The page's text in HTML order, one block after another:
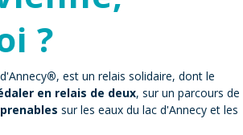
?
®, est un relais solidaire, dont le
en relais de deux, sur un parcours de
sur les eaux du lac d'Annecy et les